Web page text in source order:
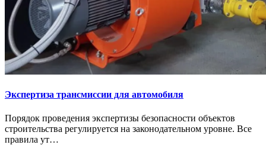
Экспертиза трансмиссии для автомобиля
Порядок проведения экспертизы безопасности объектов
строительства регулируется на законодательном уровне. Все
правила ут…